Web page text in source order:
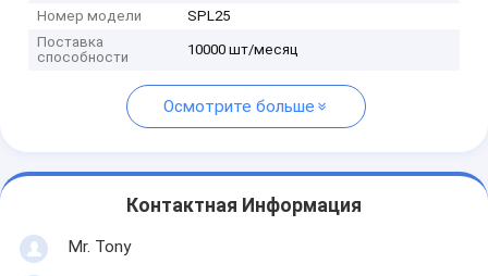
Номер модели
SPL25
Поставка
способности
10000 шт/месяц
Осмотрите больше
Контактная Информация
Mr. Tony